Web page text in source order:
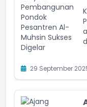
29 September